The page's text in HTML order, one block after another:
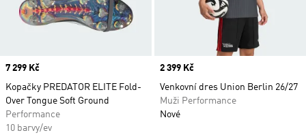
Price
7 299 Kč
Kopačky PREDATOR ELITE Fold-
Over Tongue Soft Ground
Performance
10 barvy/ev
Price
2 399 Kč
Venkovní dres Union Berlin 26/27
Muži Performance
Nové